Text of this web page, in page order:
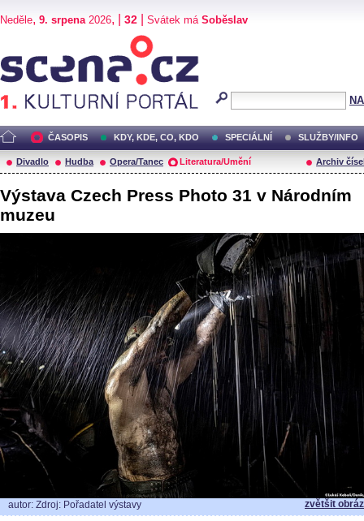
Neděle, 9. srpena2026, | 32 Svátek má Soběslav
ČASOPIS KDY, KDE, CO, KDO SPECIÁLNÍ SLUŽBY/INFO
Divadlo Hudba Opera/Tanec Literatura/Umění Archiv
Výstava Czech Press Photo 31 v Národním
muzeu
autor: Zdroj: Pořadatel výstavy zvětšit